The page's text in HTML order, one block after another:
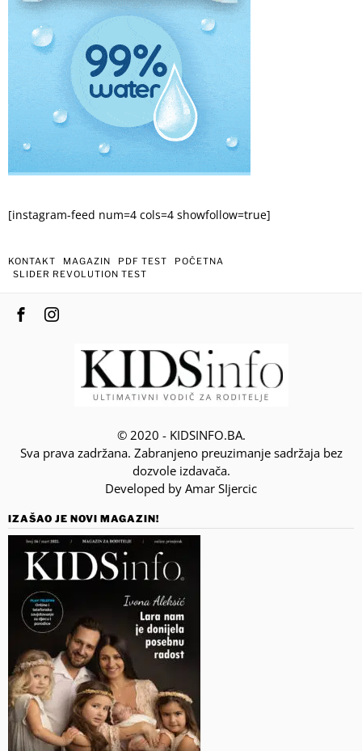
[instagram-feed num=4 cols=4 showfollow=true]
KONTAKT MAGAZIN PDF TEST
POČETNA
SLIDER REVOLUTION TEST
© 2020 - KIDSINFO.BA.
Sva prava zadržana. Zabranjeno preuzimanje sadržaja bez
dozvole izdavača.
Developed by Amar SIjercic
IZAŠAO JE NOVI MAGAZIN!